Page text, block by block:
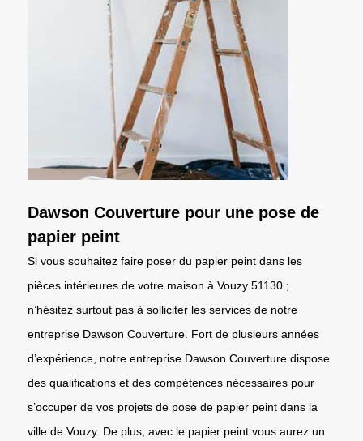
Dawson Couverture pour une pose de
papier peint
Si vous souhaitez faire poser du papier peint dans les
pièces intérieures de votre maison à Vouzy 51130 ;
n’hésitez surtout pas à solliciter les services de notre
entreprise Dawson Couverture. Fort de plusieurs années
d’expérience, notre entreprise Dawson Couverture dispose
des qualifications et des compétences nécessaires pour
s’occuper de vos projets de pose de papier peint dans la
ville de Vouzy. De plus, avec le papier peint vous aurez un